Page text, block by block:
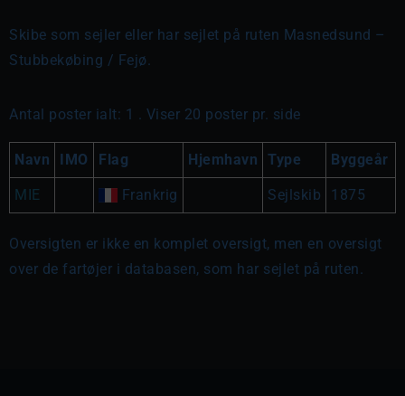
Skibe som sejler eller har sejlet på ruten Masnedsund –
Stubbekøbing / Fejø.
Antal poster ialt: 1 . Viser 20 poster pr. side
Navn IMO Flag Hjemhavn Type Byggeår
MIE Frankrig Sejlskib 1875
Oversigten er ikke en komplet oversigt, men en oversigt
over de fartøjer i databasen, som har sejlet på ruten.